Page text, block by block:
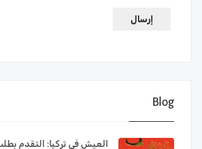
Blog
العيش في تركيا: التقدم